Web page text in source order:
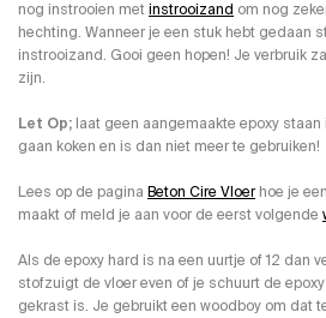
nog instrooien metinstrooizand om nog
hechting. Wanneer je een stuk hebt gedaan
instrooizand. Gooi geen hopen! Je verbruik
zijn.
Let Op; laat geen aangemaakte epoxy
gaan koken en is dan niet meer te gebruiken!
Lees op de pagina Beton Cire Vloerhoe je
maakt of meld je aan voor de eerst volgende
Als de epoxy hard is na een uurtje of 12 dan
stofzuigt de vloer even of je schuurt de
gekrast is. Je gebruikt een woodboy om dat